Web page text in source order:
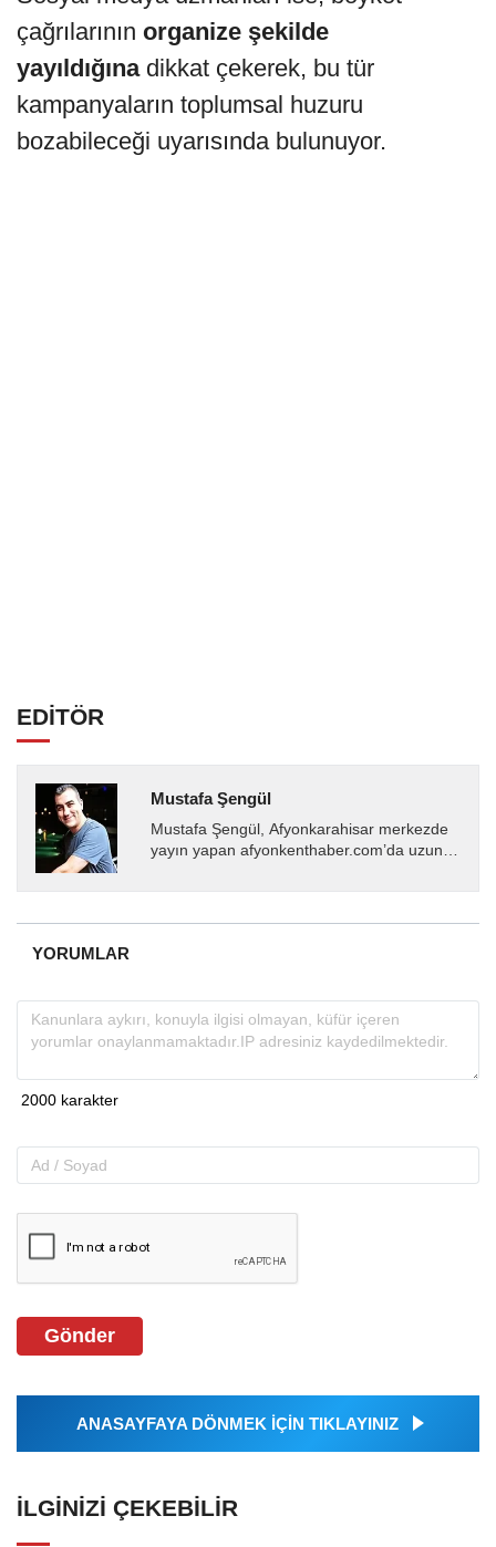
çağrılarının organize şekilde
yayıldığınadikkat çekerek, bu tür
kampanyaların toplumsal huzuru
bozabileceği uyarısında bulunuyor.
EDİTÖR
Mustafa Şengül
Mustafa Şengül, Afyonkarahisar merkezde
yayın yapan afyonkenthaber.com’da uzun
almakta, haber akışı...
YORUMLAR
Gönder
ANASAYFAYA DÖNMEK İÇİN TIKLAYINIZ
İLGINIZI ÇEKEBILIR